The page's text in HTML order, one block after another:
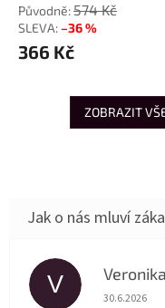
574 Kč
–36 %
366 Kč
ZOBRAZIT
V Veronika
Hodnocení
30.6.2026